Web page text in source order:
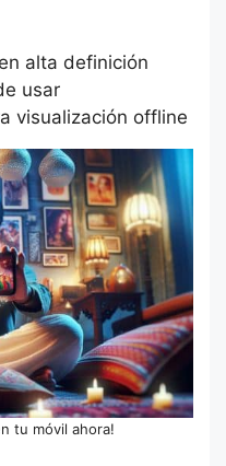
alta definición
usar
visualización offline
tu móvil ahora!